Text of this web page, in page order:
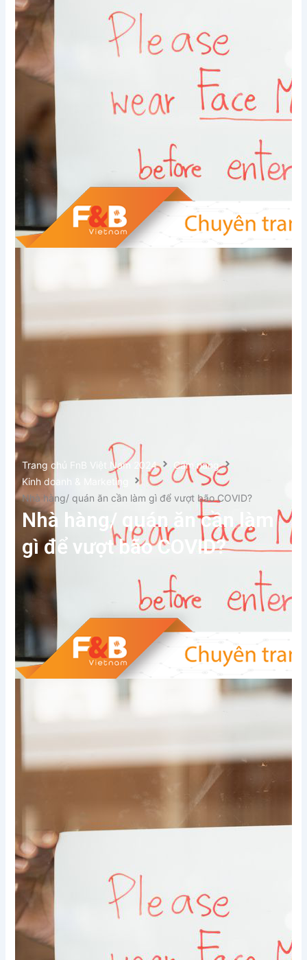
Xem thêm
Trang chủ FnB Việt Nam 2024
Cẩm nang
Kinh doanh & Marketing
Nhà hàng/ quán ăn cần làm gì để vượt bão COVID?
Nhà hàng/ quán ăn cần làm
gì để vượt bão COVID?